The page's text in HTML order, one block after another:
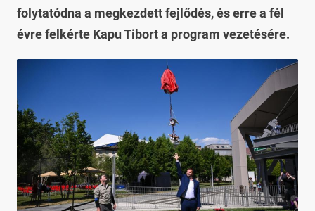
folytatódna a megkezdett fejlődés, és erre a fél
évre felkérte Kapu Tibort a program vezetésére.